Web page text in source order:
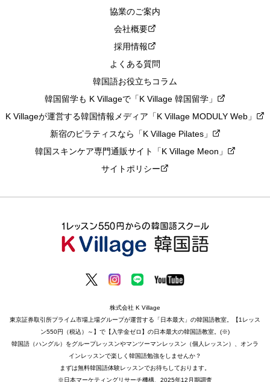
協業のご案内
会社概要
採用情報
よくある質問
韓国語お役立ちコラム
韓国留学も K Villageで「K Village 韓国留学」
K Villageが運営する韓国情報メディア「K Village MODULY Web」
新宿のピラティスなら「K Village Pilates」
韓国スキンケア専門通販サイト「K Village Meon」
サイトポリシー
株式会社 K Village
東京証券取引所プライム市場上場グループが運営する「日本最大」の韓国語教室。【1レッス
ン550円（税込）～】で【入学金ゼロ】の日本最大の韓国語教室。(※)
韓国語（ハングル）をグループレッスンやマンツーマンレッスン（個人レッスン）、オンラ
インレッスンで楽しく韓国語勉強をしませんか？
まずは無料韓国語体験レッスンでお待ちしております。